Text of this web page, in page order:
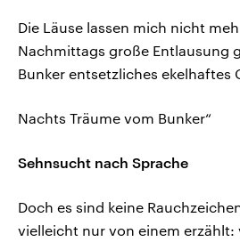
Die Läuse lassen mich nicht
Nachmittags große Entlausung
Bunker entsetzliches ekelhaftes
Nachts Träume vom Bunker“
Sehnsucht nach Sprache
Doch es sind keine
vielleicht nur von einem erzählt: